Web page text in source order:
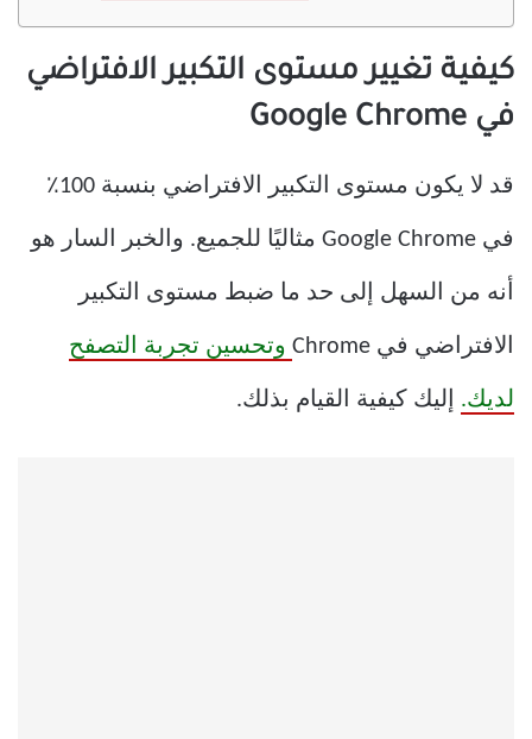
كيفية تغيير مستوى التكبير الافتراضي
في Google Chrome
قد لا يكون مستوى التكبير الافتراضي بنسبة 100٪
في Google Chrome مثاليًا للجميع. والخبر السار هو
أنه من السهل إلى حد ما ضبط مستوى التكبير
الافتراضي في Chrome وتحسين تجربة التصفح
لديك. إليك كيفية القيام بذلك.